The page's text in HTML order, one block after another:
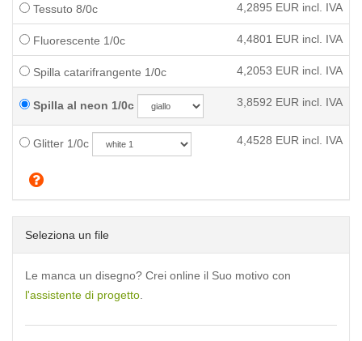
Tessuto 8/0c 4,2895 EUR incl. IVA
Fluorescente 1/0c 4,4801 EUR incl. IVA
Spilla catarifrangente 1/0c 4,2053 EUR incl. IVA
Spilla al neon 1/0c 3,8592 EUR incl. IVA
Glitter 1/0c 4,4528 EUR incl. IVA
Seleziona un file
Le manca un disegno? Crei online il Suo motivo con
l'assistente di progetto